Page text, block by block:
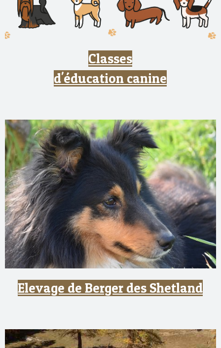
Classes
d'éducation canine
Elevage de Berger des Shetland